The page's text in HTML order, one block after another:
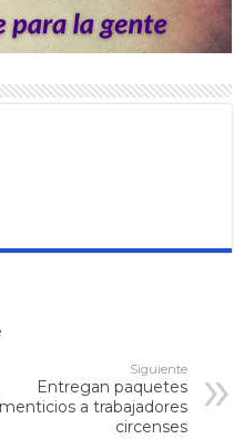
Siguiente
Entregan paquetes
a trabajadores
circenses